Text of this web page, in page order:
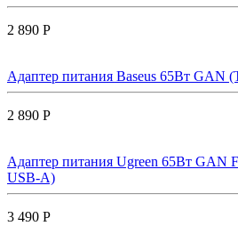
2 890 Р
Адаптер питания Baseus 65Вт GAN
2 890 Р
Адаптер питания Ugreen 65Вт GAN
USB-A)
3 490 Р